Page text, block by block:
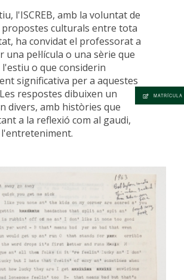
MATRÍCULA
l'ISCREB, amb la voluntat de
culturals entre tota
ha convidat el professorat a
una pel·lícula o una sèrie que
l'estiu o que considerin
significativa per a aquestes
respostes dibuixen un
divers, amb històries que
a la reflexió com al gaudi,